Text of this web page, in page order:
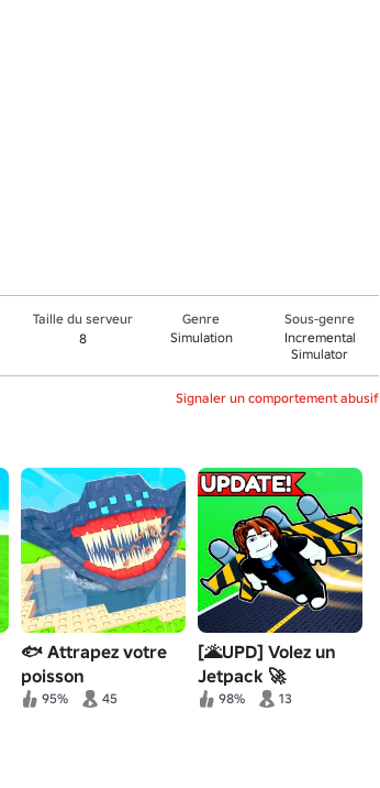
Taille du serveur
8
Genre
Simulation
Sous-genre
Incremental
Simulator
Signaler un comportement abusif
🐟 Attrapez votre
poisson
95% 45
[🌋UPD] Volez un
Jetpack 🚀
98% 13